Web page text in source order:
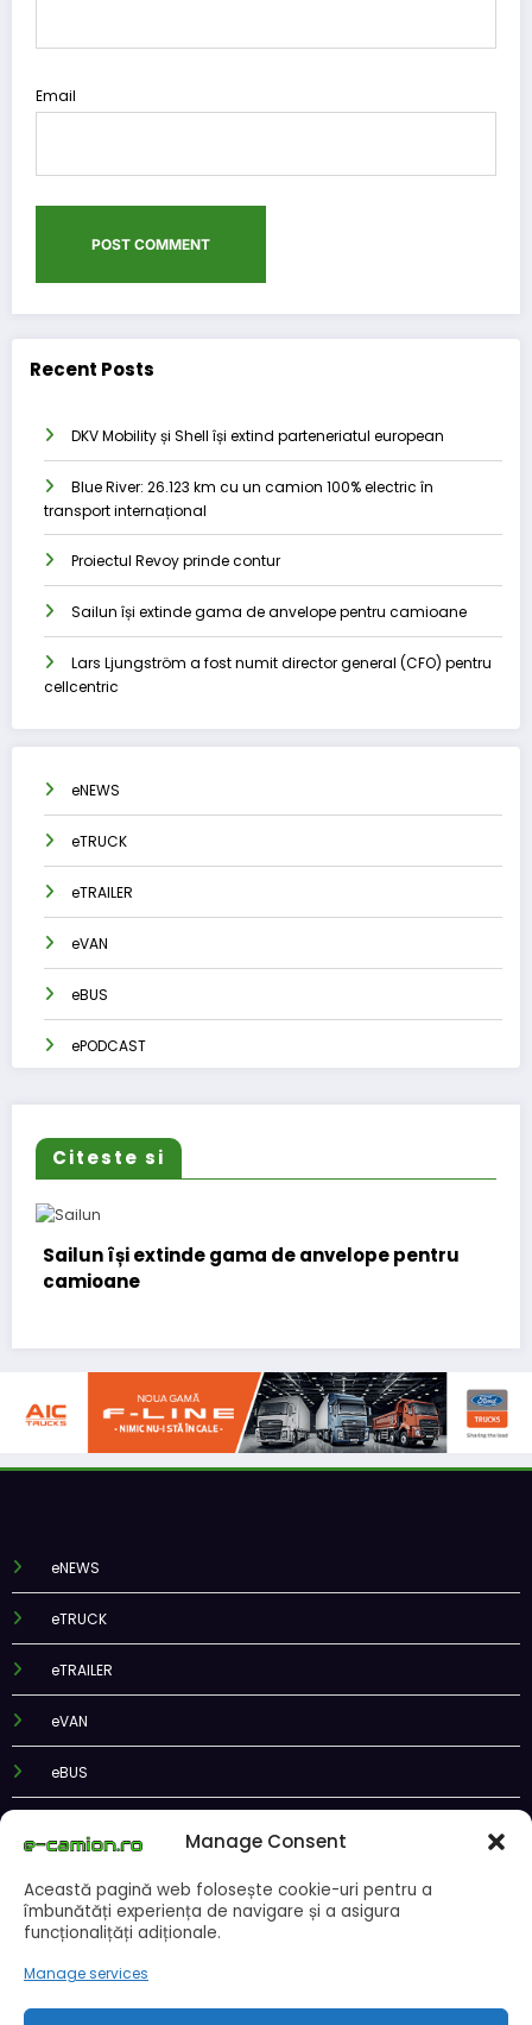
Manage Consent
Această pagină web folosește cookie-uri pentru a
îmbunătăți experiența de navigare și a asigura
funcționalițăți adiționale.
Manage services
Email
Recent Posts
DKV Mobility și Shell își extind parteneriatul european
Blue River: 26.123 km cu un camion 100% electric în
transport internațional
Proiectul Revoy prinde contur
Sailun își extinde gama de anvelope pentru camioane
Lars Ljungström a fost numit director general (CFO) pentru
cellcentric
eNEWS
eTRUCK
eTRAILER
eVAN
eBUS
ePODCAST
Citeste si
anvelope pentru
Lars Ljungström a fost
eNEWS
eTRUCK
eTRAILER
eVAN
eBUS